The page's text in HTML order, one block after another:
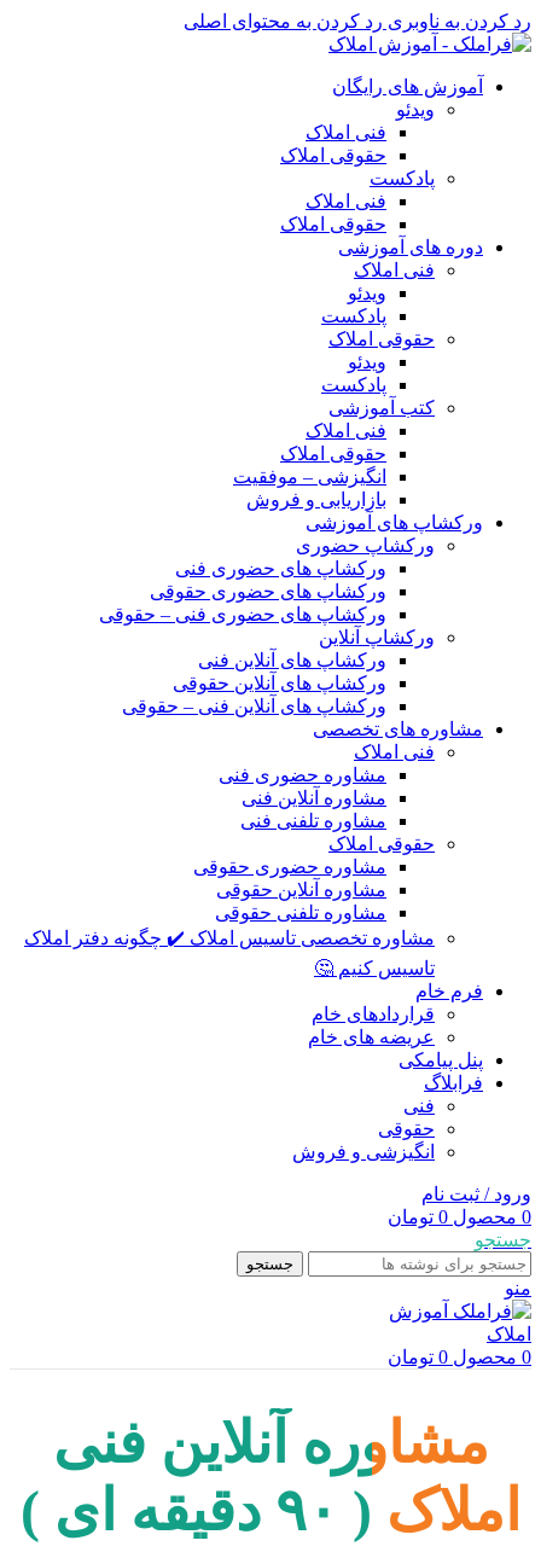
رد کردن به ناوبری رد کردن به محتوای اصلی
آموزش های رایگان
ویدئو
فنی املاک
حقوقی املاک
پادکست
فنی املاک
حقوقی املاک
دوره های آموزشی
فنی املاک
ویدئو
پادکست
حقوقی املاک
ویدئو
پادکست
کتب آموزشی
فنی املاک
حقوقی املاک
انگیزشی – موفقیت
بازاریابی و فروش
ورکشاپ های آموزشی
ورکشاپ حضوری
ورکشاپ های حضوری فنی
ورکشاپ های حضوری حقوقی
ورکشاپ های حضوری فنی – حقوقی
ورکشاپ آنلاین
ورکشاپ های آنلاین فنی
ورکشاپ های آنلاین حقوقی
ورکشاپ های آنلاین فنی – حقوقی
مشاوره های تخصصی
فنی املاک
مشاوره حضوری فنی
مشاوره آنلاین فنی
مشاوره تلفنی فنی
حقوقی املاک
مشاوره حضوری حقوقی
مشاوره آنلاین حقوقی
مشاوره تلفنی حقوقی
مشاوره تخصصی تاسیس املاک ✔️ چگونه دفتر املاک
تاسیس کنیم 🤔
فرم خام
قراردادهای خام
عریضه های خام
پنل پیامکی
فرابلاگ
فنی
حقوقی
انگیزشی و فروش
ورود / ثبت نام
0 محصول 0 تومان
جستجو
جستجو
منو
0 محصول 0 تومان
مشاوره آنلاین فنی
املاک ( ۹۰ دقیقه ای )